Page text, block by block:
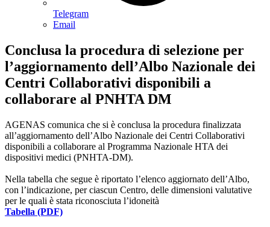
Telegram
Email
Conclusa la procedura di selezione per
l’aggiornamento dell’Albo Nazionale dei
Centri Collaborativi disponibili a
collaborare al PNHTA DM
AGENAS comunica che si è conclusa la procedura finalizzata
all’aggiornamento dell’Albo Nazionale dei Centri Collaborativi
disponibili a collaborare al Programma Nazionale HTA dei
dispositivi medici (PNHTA-DM).
Nella tabella che segue è riportato l’elenco aggiornato dell’Albo,
con l’indicazione, per ciascun Centro, delle dimensioni valutative
per le quali è stata riconosciuta l’idoneità
Tabella (PDF)